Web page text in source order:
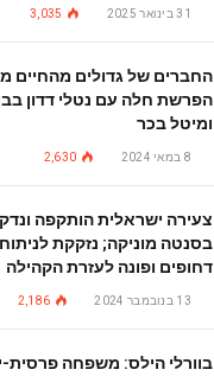
31 בינואר 2025 3,035
החברים של גדולים מהחיים
הפרשת חלה עם נטלי דדון
ומיטל בכר
8 במאי 2024 2,630
צעירה ישראלית הותקפה
בסנטה מוניקה; נזקקת
דחופים ופונה לעזרת הקהילה
13 בנובמבר 2024 2,186
בוורלי הילס: משפחה פרסית-